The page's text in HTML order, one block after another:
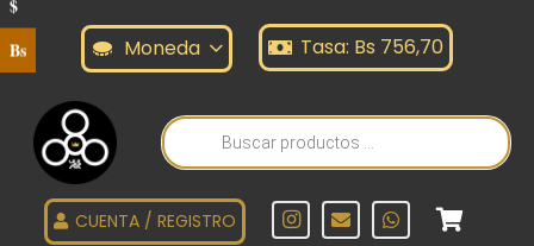
Moneda Tasa: Bs 756,70
Búsqueda
de
productos
CUENTA / REGISTRO
$
Bs